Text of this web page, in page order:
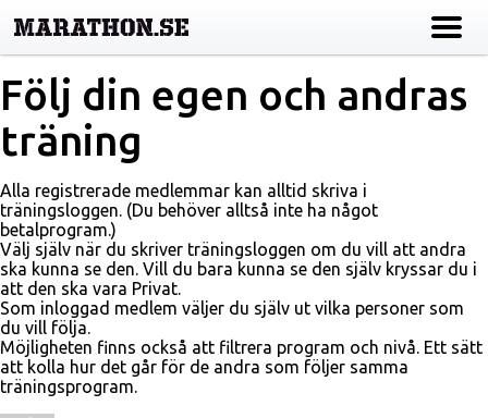
Följ din egen och andras
träning
Alla registrerade medlemmar kan alltid skriva i
träningsloggen. (Du behöver alltså inte ha något
betalprogram.)
Välj själv när du skriver träningsloggen om du vill att andra
ska kunna se den. Vill du bara kunna se den själv kryssar du i
att den ska vara Privat.
Som inloggad medlem väljer du själv ut vilka personer som
du vill följa.
Möjligheten finns också att filtrera program och nivå. Ett sätt
att kolla hur det går för de andra som följer samma
träningsprogram.